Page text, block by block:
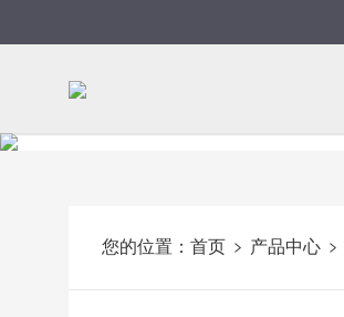
您的位置： 首页 产品中心